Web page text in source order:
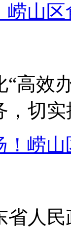
山
效办
，切
！崂
民